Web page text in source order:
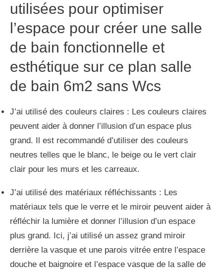
utilisées pour optimiser
l’espace pour créer une salle
de bain fonctionnelle et
esthétique sur ce plan salle
de bain 6m2 sans Wcs
J’ai utilisé des couleurs claires : Les couleurs claires
peuvent aider à donner l’illusion d’un espace plus
grand. Il est recommandé d’utiliser des couleurs
neutres telles que le blanc, le beige ou le vert clair
clair pour les murs et les carreaux.
J’ai utilisé des matériaux réfléchissants : Les
matériaux tels que le verre et le miroir peuvent aider à
réfléchir la lumière et donner l’illusion d’un espace
plus grand. Ici, j’ai utilisé un assez grand miroir
derrière la vasque et une parois vitrée entre l’espace
douche et baignoire et l’espace vasque de la salle de